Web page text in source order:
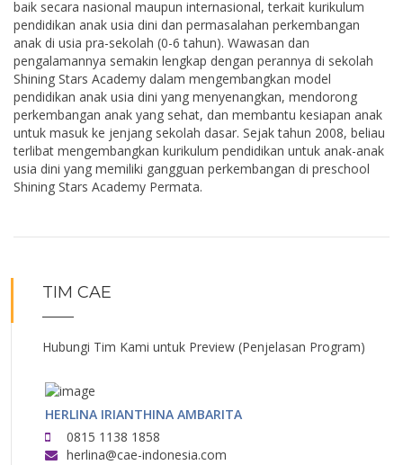
baik secara nasional maupun internasional, terkait kurikulum
pendidikan anak usia dini dan permasalahan perkembangan
anak di usia pra-sekolah (0-6 tahun). Wawasan dan
pengalamannya semakin lengkap dengan perannya di sekolah
Shining Stars Academy dalam mengembangkan model
pendidikan anak usia dini yang menyenangkan, mendorong
perkembangan anak yang sehat, dan membantu kesiapan anak
untuk masuk ke jenjang sekolah dasar. Sejak tahun 2008, beliau
terlibat mengembangkan kurikulum pendidikan untuk anak-anak
usia dini yang memiliki gangguan perkembangan di preschool
Shining Stars Academy Permata.
TIM CAE
Hubungi Tim Kami untuk Preview (Penjelasan Program)
HERLINA IRIANTHINA AMBARITA
0815 1138 1858
herlina@cae-indonesia.com